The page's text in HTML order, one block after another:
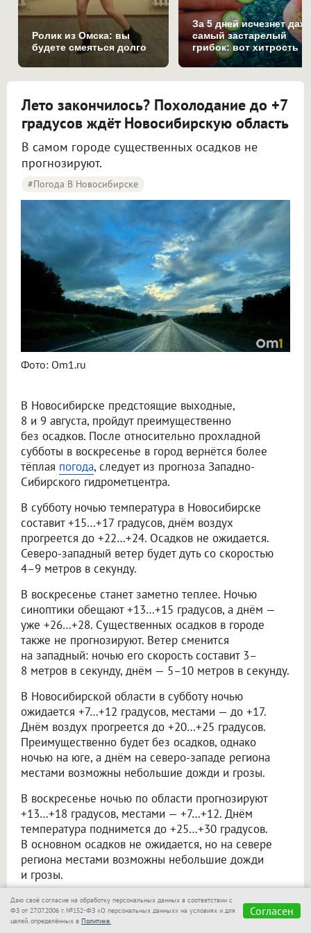
Ролик из Омска: вы
будете смеяться долго
За 5 дней исчезнет
самый застарелый
грибок: вот хитрость
Лето закончилось? Похолодание до +7
градусов ждёт Новосибирскую область
В самом городе существенных осадков не
прогнозируют.
#Погода В Новосибирске
Фото: Om1.ru
В Новосибирске предстоящие выходные,
8 и 9 августа, пройдут преимущественно
без осадков. После относительно прохладной
субботы в воскресенье в город вернётся более
тёплая погода, следует из прогноза Западно-
Сибирского гидрометцентра.
В субботу ночью температура в Новосибирске
составит +15…+17 градусов, днём воздух
прогреется до +22…+24. Осадков не ожидается.
Северо-западный ветер будет дуть со скоростью
4–9 метров в секунду.
В воскресенье станет заметно теплее. Ночью
синоптики обещают +13…+15 градусов, а днём —
уже +26…+28. Существенных осадков в городе
также не прогнозируют. Ветер сменится
на западный: ночью его скорость составит 3–
8 метров в секунду, днём — 5–10 метров в секунду.
В Новосибирской области в субботу ночью
ожидается +7…+12 градусов, местами — до +17.
Днём воздух прогреется до +20…+25 градусов.
Преимущественно будет без осадков, однако
ночью на юге, а днём на северо-западе региона
местами возможны небольшие дожди и грозы.
В воскресенье ночью по области прогнозируют
+13…+18 градусов, местами — +7…+12. Днём
температура поднимется до +25…+30 градусов.
В основном осадков не ожидается, но на севере
региона местами возможны небольшие дожди
и грозы.
Не пропускайте
важное — узнавайте
Даю своё согласие на обработку персональных данных в соответствии с
ФЗ от 27.07.2006 г. №152-ФЗ «О персональных данных» на условиях и для
целей, определённых в Политике.
Согласен